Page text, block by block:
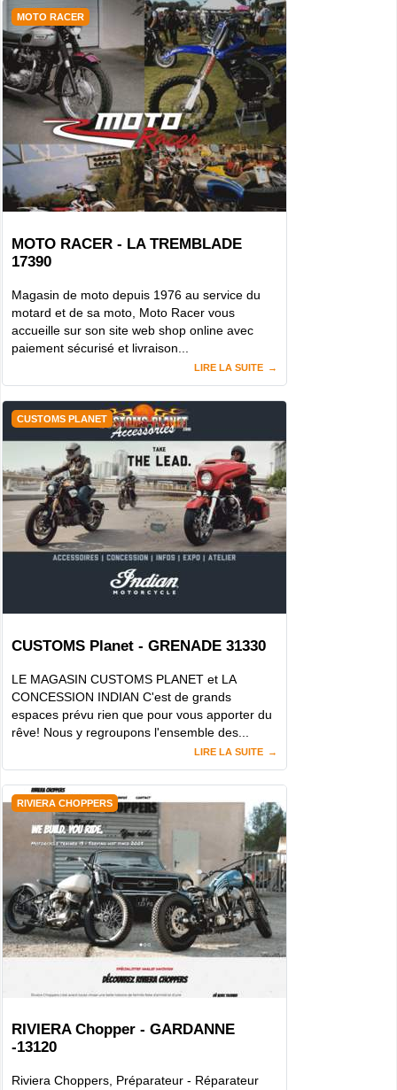
MOTO RACER
MOTO RACER - LA TREMBLADE
17390
Magasin de moto depuis 1976 au service du
motard et de sa moto, Moto Racer vous
accueille sur son site web shop online avec
paiement sécurisé et livraison...
LIRE LA SUITE
CUSTOMS PLANET
CUSTOMS Planet - GRENADE 31330
LE MAGASIN CUSTOMS PLANET et LA
CONCESSION INDIAN C'est de grands
espaces prévu rien que pour vous apporter du
rêve! Nous y regroupons l'ensemble des...
LIRE LA SUITE
RIVIERA CHOPPERS
RIVIERA Chopper - GARDANNE
-13120
Riviera Choppers, Préparateur - Réparateur